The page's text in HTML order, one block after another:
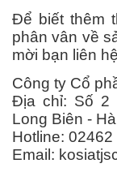
Để biết thêm
phân vân về
mời bạn liên
Công ty Cổ
Địa chỉ: Số 2
Long Biên -
Hotline:
Email: